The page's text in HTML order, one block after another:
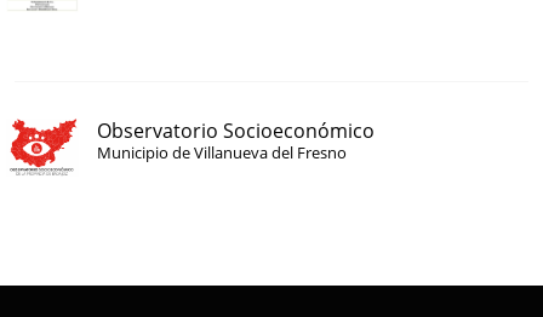
Observatorio Socioeconómico
Municipio de Villanueva del Fresno